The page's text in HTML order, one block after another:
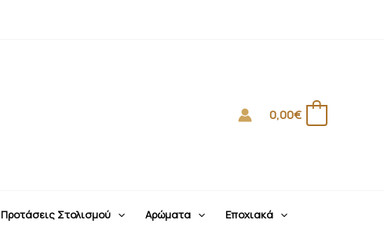
0,00€
Προτάσεις Στολισμού Αρώματα Εποχιακά